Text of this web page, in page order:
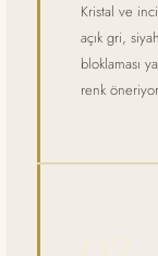
Kristal ve
açık gri,
bloklaması
renk